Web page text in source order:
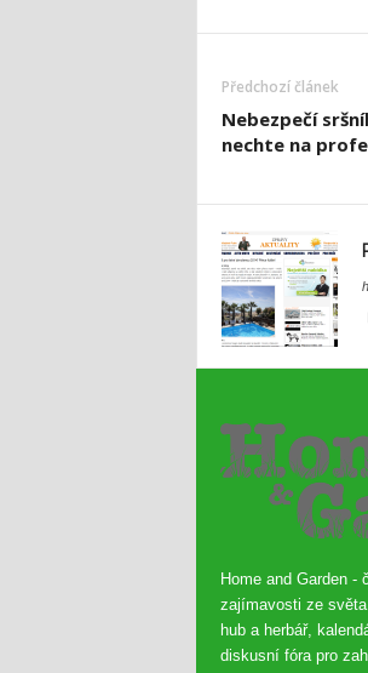
Předchozí článek
Nebezpečí
nechte na
Home and Garden -
zajímavosti ze
hub a herbář,
diskusní fóra pro